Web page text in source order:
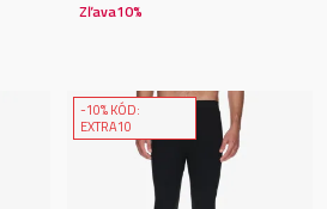
Zľava10%
-10% KÓD:
EXTRA10